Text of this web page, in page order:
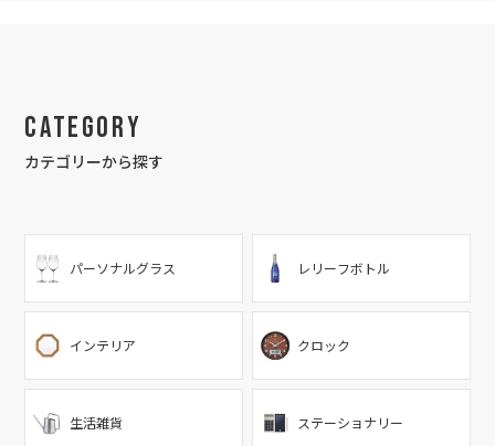
Category
カテゴリーから探す
パーソナルグラス レリーフボトル
インテリア クロック
生活雑貨 ステーショナリー